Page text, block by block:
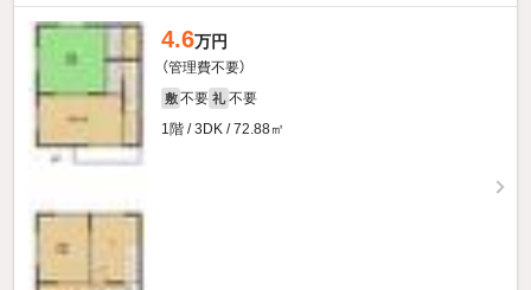
4.6万円
（管理費不要）
敷 不要 礼 不要
1階 / 3DK / 72.88㎡